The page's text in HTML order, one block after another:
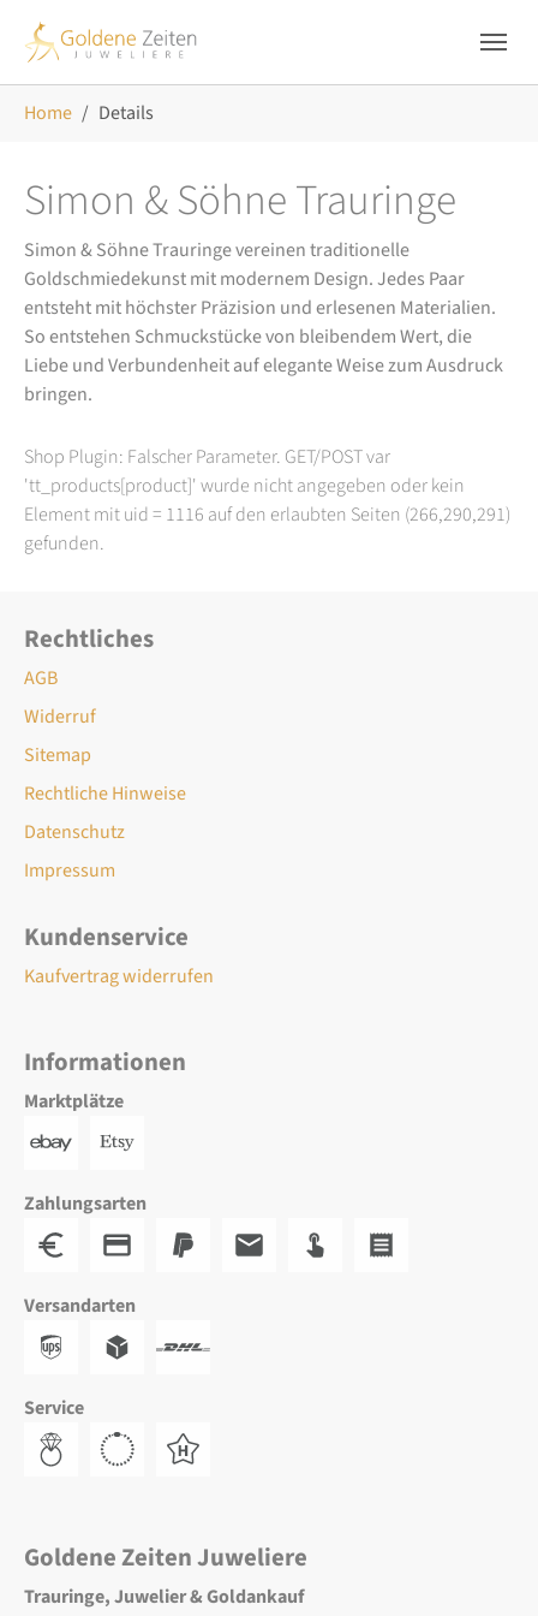
Home Details
Simon & Söhne Trauringe
Simon & Söhne Trauringe vereinen traditionelle
Goldschmiedekunst mit modernem Design. Jedes Paar
entsteht mit höchster Präzision und erlesenen Materialien.
So entstehen Schmuckstücke von bleibendem Wert, die
Liebe und Verbundenheit auf elegante Weise zum Ausdruck
bringen.
Shop Plugin: Falscher Parameter. GET/POST var
'tt_products[product]' wurde nicht angegeben oder kein
Element mit uid = 1116 auf den erlaubten Seiten (266,290,291)
gefunden.
Rechtliches
AGB
Widerruf
Sitemap
Rechtliche Hinweise
Datenschutz
Impressum
Kundenservice
Kaufvertrag widerrufen
Informationen
Marktplätze
Zahlungsarten
Versandarten
Service
Goldene Zeiten Juweliere
Trauringe, Juwelier & Goldankauf